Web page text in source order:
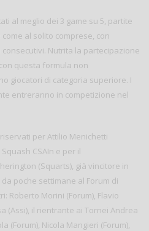
al meglio dei 3 game su 5, partite
al solito comprese, con
Nutrita la partecipazione
questa formula non
giocatori di categoria superiore. I
entreranno in competizione nel
per Attilio Menichetti
CSAIn e per il
(Squarts), già vincitore in
poche settimane al Forum di
Roberto Morini (Forum), Flavio
(Assi), il rientrante ai Tornei Andrea
(Forum), Nicola Mangieri (Forum),